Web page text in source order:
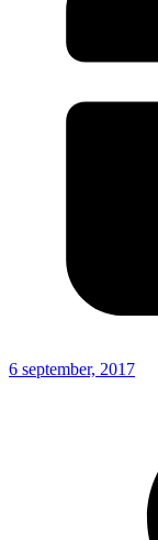
6 september, 2017